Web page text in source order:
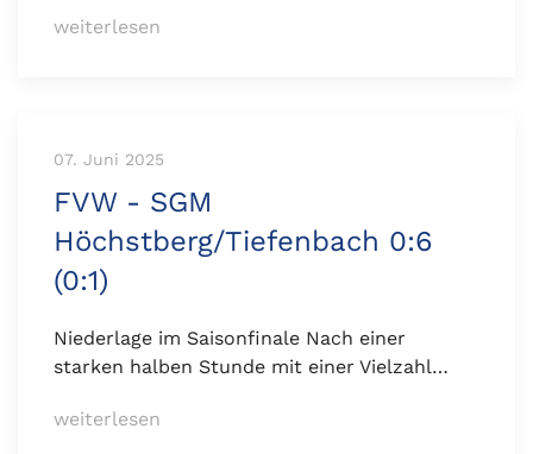
weiterlesen
07. Juni 2025
FVW - SGM
Höchstberg/Tiefenbach 0:6
(0:1)
Niederlage im Saisonfinale Nach einer
starken halben Stunde mit einer Vielzahl…
weiterlesen